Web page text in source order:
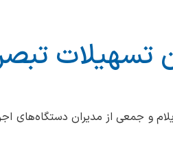
ایلام و جمعی از مدیران